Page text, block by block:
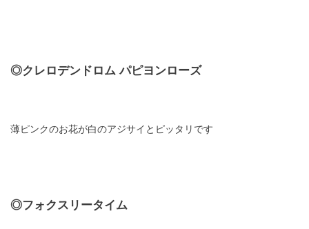
◎クレロデンドロム パピヨンローズ
薄ピンクのお花が白のアジサイとピッタリです
◎フォクスリータイム